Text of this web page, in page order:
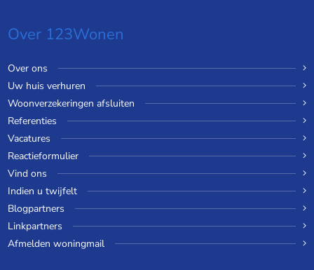
Over 123Wonen
Over ons
Uw huis verhuren
Woonverzekeringen afsluiten
Referenties
Vacatures
Reactieformulier
Vind ons
Indien u twijfelt
Blogpartners
Linkpartners
Afmelden woningmail